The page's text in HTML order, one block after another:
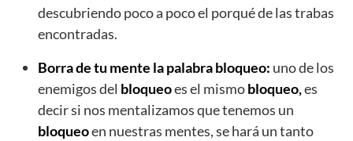
descubriendo poco a poco el porqué de las trabas
encontradas.
Borra de tu mente la palabra bloqueo: uno de los
enemigos del bloqueoes el mismobloqueo,es
decir si nos mentalizamos que tenemos un
bloqueoen nuestras mentes, se hará un tanto